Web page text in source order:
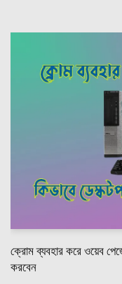
ক্রোম ব্যবহার করে ওয়েব
করবেন